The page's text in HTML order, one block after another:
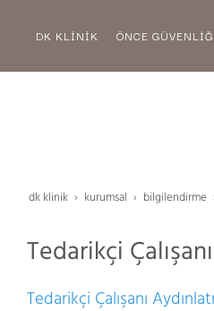
DK KLİNİK ÖNCE
dk klinik kurumsal bi̇lgi̇lendi̇rme
Tedarikçi
Tedarikçi Çalışanı